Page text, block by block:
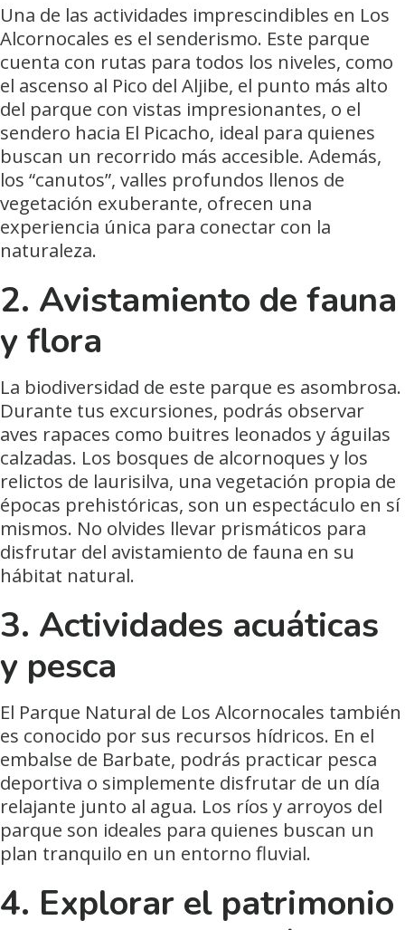
Una de las actividades imprescindibles en Los
Alcornocales es el senderismo. Este parque
cuenta con rutas para todos los niveles, como
el ascenso al Pico del Aljibe, el punto más alto
del parque con vistas impresionantes, o el
sendero hacia El Picacho, ideal para quienes
buscan un recorrido más accesible. Además,
los “canutos”, valles profundos llenos de
vegetación exuberante, ofrecen una
experiencia única para conectar con la
naturaleza.
2. Avistamiento de fauna
y flora
La biodiversidad de este parque es asombrosa.
Durante tus excursiones, podrás observar
aves rapaces como buitres leonados y águilas
calzadas. Los bosques de alcornoques y los
relictos de laurisilva, una vegetación propia de
épocas prehistóricas, son un espectáculo en sí
mismos. No olvides llevar prismáticos para
disfrutar del avistamiento de fauna en su
hábitat natural.
3. Actividades acuáticas
y pesca
El Parque Natural de Los Alcornocales también
es conocido por sus recursos hídricos. En el
embalse de Barbate, podrás practicar pesca
deportiva o simplemente disfrutar de un día
relajante junto al agua. Los ríos y arroyos del
parque son ideales para quienes buscan un
plan tranquilo en un entorno fluvial.
4. Explorar el patrimonio